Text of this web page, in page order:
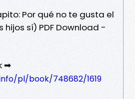
Por qué no te gusta el
sí) PDF Download -
➡
pl/book/748682/1619